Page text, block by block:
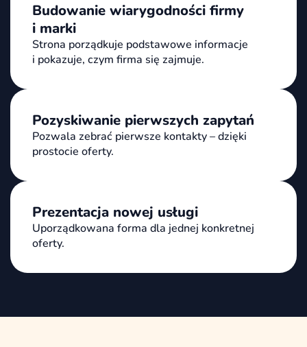
Budowanie wiarygodności firmy
i marki
Strona porządkuje podstawowe informacje
i pokazuje, czym firma się zajmuje.
Pozyskiwanie pierwszych zapytań
Pozwala zebrać pierwsze kontakty – dzięki
prostocie oferty.
Prezentacja nowej usługi
Uporządkowana forma dla jednej konkretnej
oferty.